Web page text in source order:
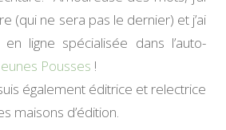
(qui ne sera pas le dernier) et j’ai
ligne spécialisée dans l’auto-
Pousses !
également éditrice et relectrice
maisons d’édition.